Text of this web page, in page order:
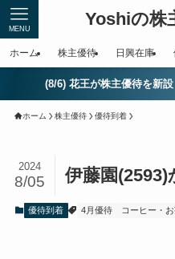
Yoshiの株
MENU
ホーム 株主優待 日興在庫
(8/6) 花王が株主優待を新設
ホーム 株主優待 優待到着
伊藤園
2024
8/05
優待到着 4月優待 コーヒー・